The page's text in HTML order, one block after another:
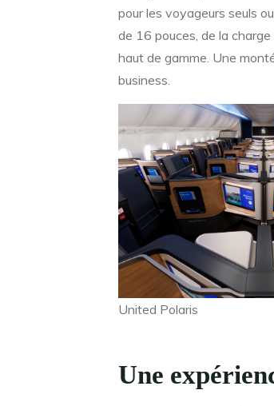
pour les voyageurs seuls
de 16 pouces, de la
haut de gamme. Une
business.
United Polaris
Une